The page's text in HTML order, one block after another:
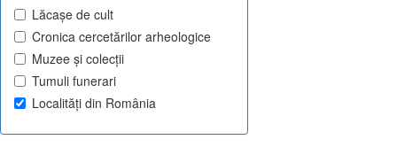
Lăcașe de cult
Cronica cercetărilor arheologice
Muzee și colecții
Tumuli funerari
Localități din România